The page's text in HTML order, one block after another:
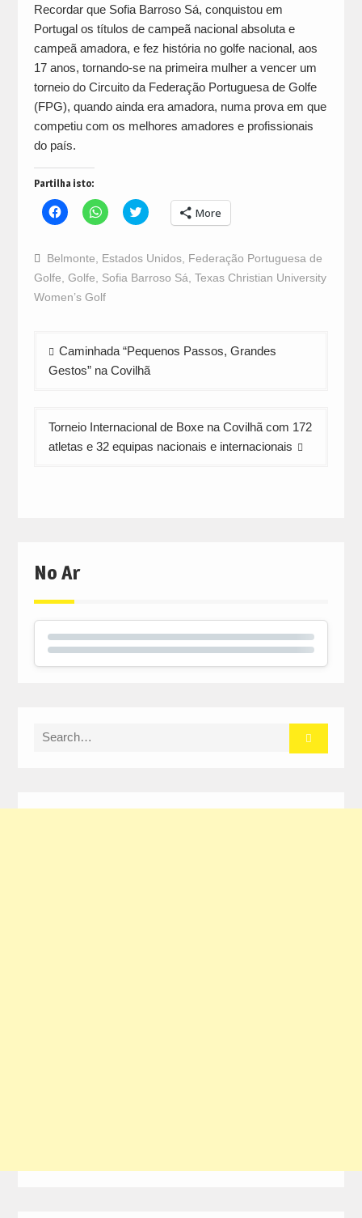
Recordar que Sofia Barroso Sá, conquistou em
Portugal os títulos de campeã nacional absoluta e
campeã amadora, e fez história no golfe nacional, aos
17 anos, tornando-se na primeira mulher a vencer um
torneio do Circuito da Federação Portuguesa de Golfe
(FPG), quando ainda era amadora, numa prova em que
competiu com os melhores amadores e profissionais
do país.
Partilha isto:
Click
to
Facebook
(Opens
in
new
window)
Click
to
WhatsApp
(Opens
in
new
window)
Click
to
Twitter
(Opens
in
new
More
Belmonte Estados Unidos, Federação Portuguesa de
Golfe Golfe Sofia Barroso Sá Texas Christian University
Women’s Golf
Navegação
de
Caminhada “Pequenos Passos, Grandes
Gestos” na Covilhã
Torneio Internacional de Boxe na Covilhã com 172
atletas e 32 equipas nacionais e internacionais
No Ar
Search